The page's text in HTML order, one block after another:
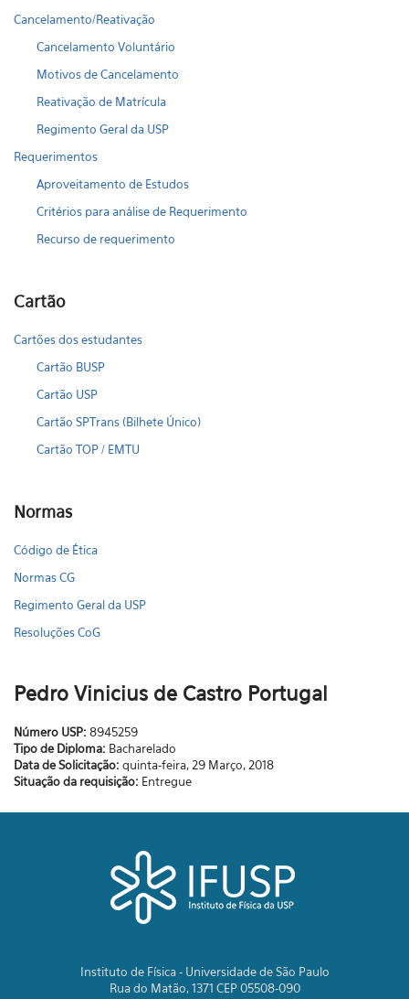
Cancelamento/Reativação
Cancelamento Voluntário
Motivos de Cancelamento
Reativação de Matrícula
Regimento Geral da USP
Requerimentos
Aproveitamento de Estudos
Critérios para análise de Requerimento
Recurso de requerimento
Cartão
Cartões dos estudantes
Cartão BUSP
Cartão USP
Cartão SPTrans (Bilhete Único)
Cartão TOP / EMTU
Normas
Código de Ética
Normas CG
Regimento Geral da USP
Resoluções CoG
Pedro Vinicius de Castro Portugal
Número USP: 8945259
Tipo de Diploma: Bacharelado
Data de Solicitação: quinta-feira, 29 Março, 2018
Situação da requisição: Entregue
Instituto de Física - Universidade de São Paulo
Rua do Matão, 1371 CEP 05508-090